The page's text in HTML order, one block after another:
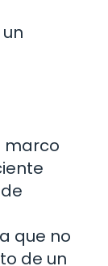
marco
que no
de un